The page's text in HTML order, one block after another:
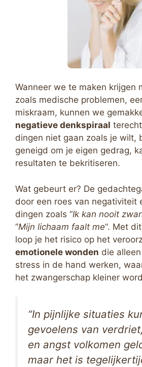
Wanneer we te maken krijgen
zoals medische problemen,
miskraam, kunnen we
negatieve denkspiraal
dingen niet gaan zoals je wilt,
geneigd om je eigen gedrag,
resultaten te bekritiseren.
Wat gebeurt er? De
door een roes van negativiteit
dingen zoals “Ik kan nooit
“Mijn lichaam faalt me“. Met
loop je het risico op het
emotionele wonden die
stress in de hand werken,
het zwangerschap kleiner
“In pijnlijke situaties
gevoelens van
en angst volkomen
maar het is